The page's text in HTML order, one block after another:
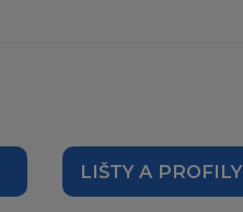
LIŠTY A PROFILY